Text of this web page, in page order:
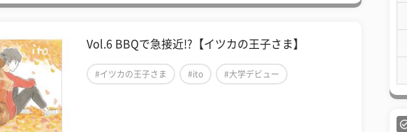
Vol.6 BBQで急接近!?【イツカの王子さま】
#イツカの王子さま #ito #大学デビュー